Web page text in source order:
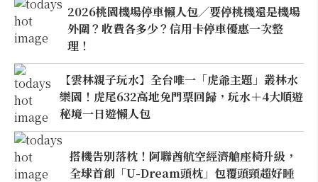
2026桃園機場停車懶人包／要停桃機還是機場
外圍？收費各多少？信用卡停車優惠一次整
理！
【雲林親子玩水】全台唯一「虎爺主題」叢林水
樂園！虎尾632高地免門票回歸，玩水＋4大順遊
秘境一日遊懶人包
搭機告別落枕！阿聯酋航空經濟艙座椅升級，
全球首創「U-Dream頭枕」包覆頭頸超好睡